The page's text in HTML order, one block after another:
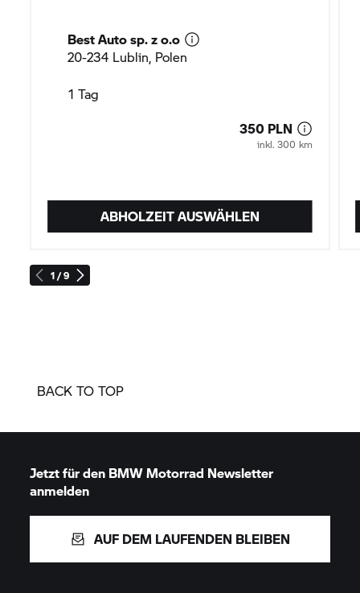
1 / 9
ABHOLZEIT AUSWÄHLEN
Best Auto sp. z o.o
20-234 Lublin, Polen
1 Tag
350 PLN
inkl. 300 km
BACK TO TOP
Jetzt für den BMW Motorrad Newsletter
anmelden
AUF DEM LAUFENDEN BLEIBEN